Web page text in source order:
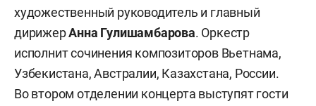
художественный руководитель и главный
дирижерАнна Гулишамбарова. Оркестр
исполнит сочинения композиторов Вьетнама,
Узбекистана, Австралии, Казахстана, России.
Во втором отделении концерта выступят гости